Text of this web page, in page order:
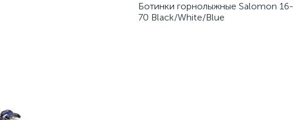
Ботинки горнолыжные Salomon 16-
70 Black/White/Blue